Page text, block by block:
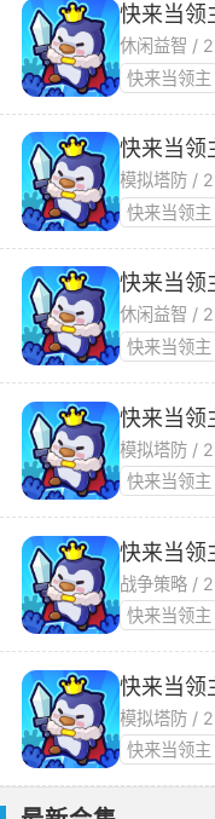
快来当领
休闲益智 /
快来当领主
快来当领
模拟塔防 /
快来当领主
快来当领
休闲益智 /
快来当领主
快来当领
模拟塔防 /
快来当领主
快来当领
战争策略 /
快来当领主
快来当领
模拟塔防 /
快来当领主